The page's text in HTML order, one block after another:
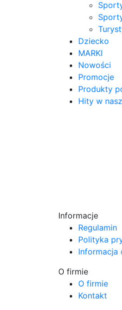
Dziecko
MARKI
Nowości
Promocje
Produkty
Hity w
Informacje
Regulamin
Polityka
Informacja
O firmie
O firmie
Kontakt